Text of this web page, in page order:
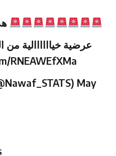
عرضية خياااااالية
RNEAWEfXMa
May